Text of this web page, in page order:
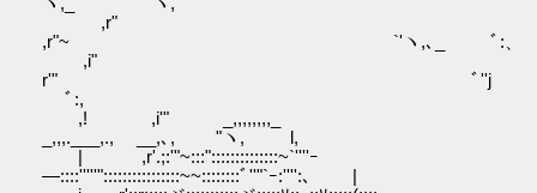
,r"
,r"~ `'ヽ,､_ ﾞ:、
,i"
r'" ﾞ''j
ﾞ:,
,! ,i'" _,,,,,,,,_
_,,,.___,., __,､, "ヽ, l,
| ,r'.;:'"~:::"::::::::::::::~`''''ｰ
―::::'''''"::::::::::::::::~~::::::::ﾞ''"`ｰ:'''':､ |